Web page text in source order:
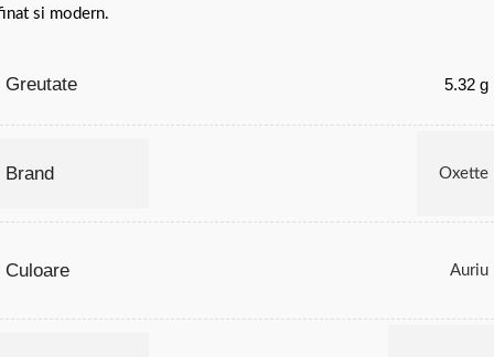
si modern.
Greutate 5.32 g
Brand Oxette
Culoare Auriu